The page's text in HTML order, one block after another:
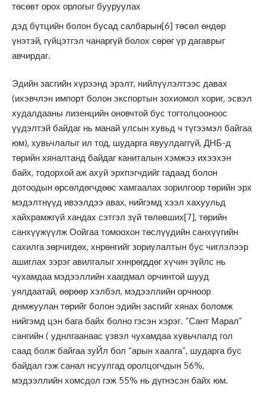
төсөвт орох орлогыг бууруулах
дэд бүтцийн болон бусад салбарын[6] төсөл өндөр
үнэтэй, гүйцэтгэл чанаргүй болох сөрөг үр дагаврыг
авчирдаг.
Эдийн засгийн хүрээнд эрэлт, нийлүүлэлтээс давах
(ихэвчлэн импорт болон экспортын зохиомол хориг, эсвэл
худалдааны лизенцийн оновчтой бус тогтолцооноос
үүдэлтэй байдаг нь манай улсын хувьд ч түгээмэл байгаа
юм), хувьчлалыг ил тод, шударга явуулдаггүй, ДНБ-д
төрийн хяналтанд байдаг каниталын хэмжээ ихээхэн
байх, тодорхой аж ахуй эрхпэгчдийг гадаад болон
дотоодын өрсөлдөгчдөөс хамгаалах зорилгоор төрийн эрх
мэдэлтнүүд ивээлдээ авах, нийгэмд хээл хахуульд
хайхрамжгүй хандах сэтгэл зүй төлөвших[7], төрийн
санхүүжүүлж Оойгаа томоохон төслүүдийн санхүүгийн
сахилга зөрчигдөх, хнрөнгийг зориулалтын бус чиглэлээр
ашиглах зэрэг авилгалыг хннрөгддөг хүчин зүйлс нь
чухамдаа мэдээллийн хаагдмал орчинтой шууд
уялдаатай, өөрөөр хэлбэл, мэдээллийн орчноор
днмжуулан төрийг болон эдийн засгийг хянах боломж
нийгэмд цэн бага байх болно гэсэн хэрэг. “Сант Марал”
сангийн ( уднлгаанаас үзвэл чухамдаа хувьчлалд гол
саад болж байгаа зуЙл бол “арын хаалга”, шударга бус
байдал гэж санал нсуулгад оролцогчдын 56%,
мэдээллийн хомсдол гэж 55% нь дүгнэсэн байх юм.